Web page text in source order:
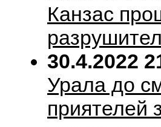
Канзас
30.4.2022
Урала до
приятелей